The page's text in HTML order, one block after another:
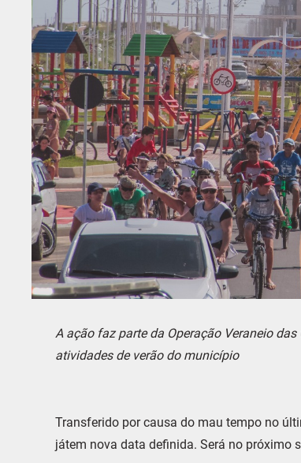
A ação faz parte da Operação Veraneio
atividades de verão do município
Transferido por causa do mau tempo no
játem nova data definida. Será no próximo